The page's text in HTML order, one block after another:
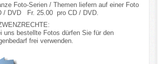
Foto-Serien / Themen liefern auf einer Foto
/ DVD Fr. 25.00 pro CD / DVD.
uns bestellte Fotos dürfen Sie für den
frei verwenden.